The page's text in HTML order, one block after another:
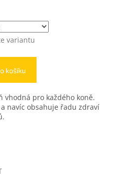
variantu
košíku
vhodná pro každého koně.
navíc obsahuje řadu zdraví